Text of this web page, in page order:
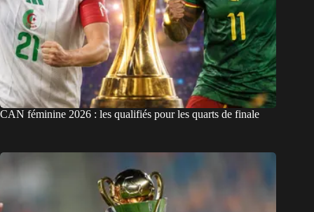
CAN féminine 2026 : les qualifiés pour les quarts de finale